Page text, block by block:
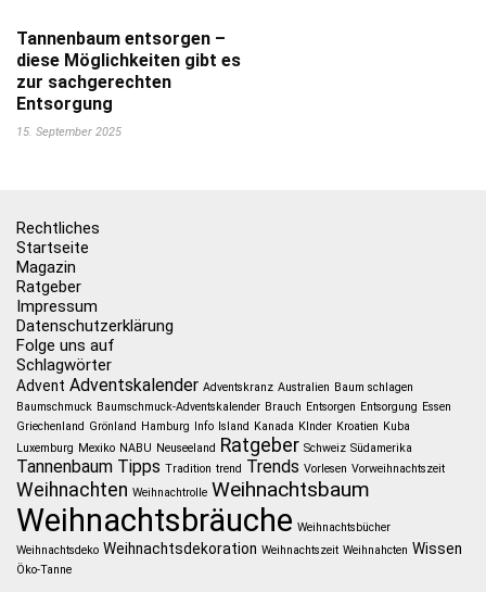
Tannenbaum entsorgen –
diese Möglichkeiten gibt es
zur sachgerechten
Entsorgung
15. September 2025
Rechtliches
Startseite
Magazin
Ratgeber
Impressum
Datenschutzerklärung
Folge uns auf
Schlagwörter
Advent Adventskalender Adventskranz Australien Baum schlagen
Baumschmuck Baumschmuck-Adventskalender Brauch Entsorgen Entsorgung Essen
Griechenland Grönland Hamburg Info Island Kanada KInder Kroatien Kuba
Luxemburg Mexiko NABU Neuseeland Ratgeber Schweiz Südamerika
Tannenbaum Tipps Tradition trend Trends Vorlesen Vorweihnachtszeit
Weihnachten Weihnachtrolle Weihnachtsbaum
Weihnachtsbräuche Weihnachtsbücher
Weihnachtsdeko Weihnachtsdekoration Weihnachtszeit Weihnahcten Wissen
Öko-Tanne